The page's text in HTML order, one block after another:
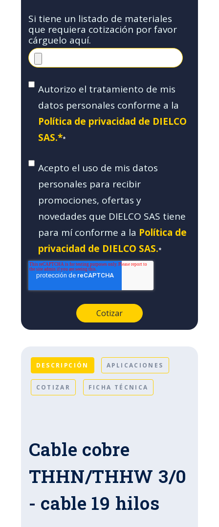
Si tiene un listado de materiales
que requiera cotización por favor
cárguelo aquí.
Autorizo el tratamiento de mis
datos personales conforme a la
Política de privacidad de DIELCO
SAS.**
Acepto el uso de mis datos
personales para recibir
promociones, ofertas y
novedades que DIELCO SAS tiene
para mí conforme a la Política de
privacidad de DIELCO SAS.*
DESCRIPCIÓN APLICACIONES
COTIZAR FICHA TÉCNICA
Cable cobre
THHN/THHW 3/0
- cable 19 hilos